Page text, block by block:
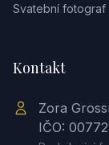
Svatební fotograf
Kontakt
Zora
IČO: